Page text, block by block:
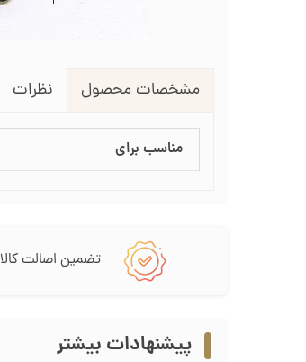
مشخصات محصول نظرات
مناسب برای
تضمین اصالت کالا
پیشنهادات بیشتر